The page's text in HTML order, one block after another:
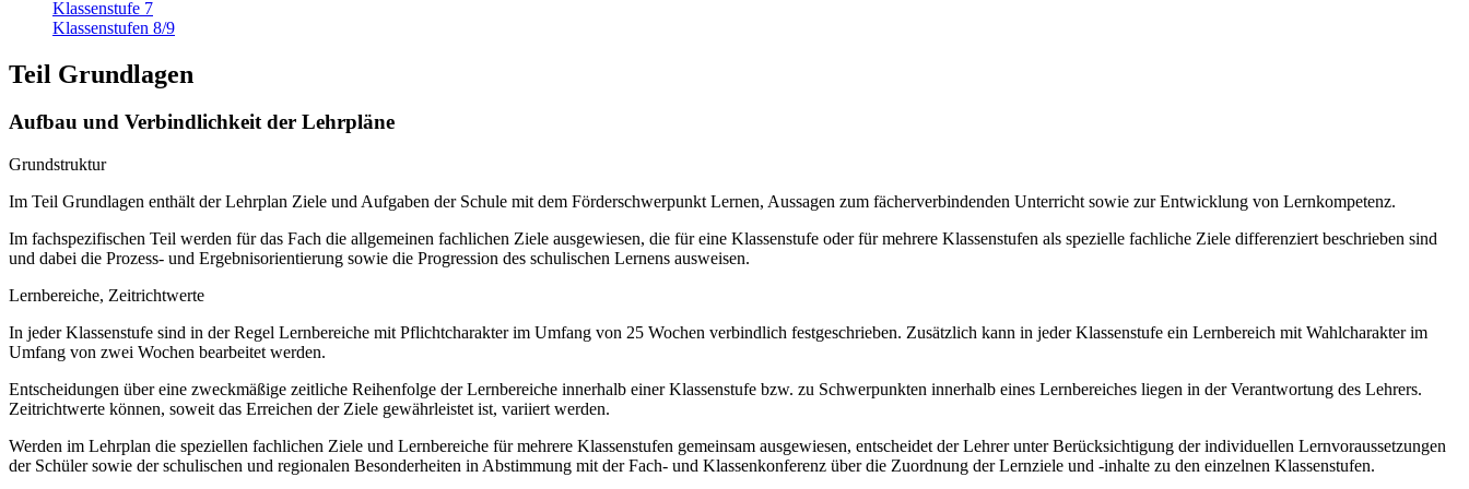
Klassenstufe 7
Klassenstufen 8/9
Teil Grundlagen
Aufbau und Verbindlichkeit der Lehrpläne
Grundstruktur
Im Teil Grundlagen enthält der Lehrplan Ziele und Aufgaben der Schule mit dem Förderschwerpunkt Lernen, Aussagen zum fächerverbindenden Unterricht sowie zur Entwicklung von Lernkompetenz.
Im fachspezifischen Teil werden für das Fach die allgemeinen fachlichen Ziele ausgewiesen, die für eine Klassenstufe oder für mehrere Klassenstufen als spezielle fachliche Ziele differenziert beschrieben sind
und dabei die Prozess- und Ergebnisorientierung sowie die Progression des schulischen Lernens ausweisen.
Lernbereiche, Zeitrichtwerte
In jeder Klassenstufe sind in der Regel Lernbereiche mit Pflichtcharakter im Umfang von 25 Wochen verbindlich festgeschrieben. Zusätzlich kann in jeder Klassenstufe ein Lernbereich mit Wahlcharakter im
Umfang von zwei Wochen bearbeitet werden.
Entscheidungen über eine zweckmäßige zeitliche Reihenfolge der Lernbereiche innerhalb einer Klassenstufe bzw. zu Schwerpunkten innerhalb eines Lernbereiches liegen in der Verantwortung des Lehrers.
Zeitrichtwerte können, soweit das Erreichen der Ziele gewährleistet ist, variiert werden.
Werden im Lehrplan die speziellen fachlichen Ziele und Lernbereiche für mehrere Klassenstufen gemeinsam ausgewiesen, entscheidet der Lehrer unter Berücksichtigung der individuellen Lernvoraussetzungen
der Schüler sowie der schulischen und regionalen Besonderheiten in Abstimmung mit der Fach- und Klassenkonferenz über die Zuordnung der Lernziele und -inhalte zu den einzelnen Klassenstufen.